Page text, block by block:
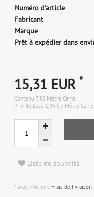
Numéro d'article
Fabricant
Marque
Prêt à expédier dans
15,31 EUR*
Contenu7,95 Mètre Carré
Prix de base 1,93 € / Mètre Carré
Liste de souhaits
* avec TVA hors Frais de livraison